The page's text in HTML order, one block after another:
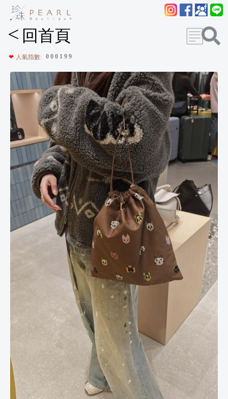
< 回首頁
❤ 人氣指數: 0 0 0 1 9 9